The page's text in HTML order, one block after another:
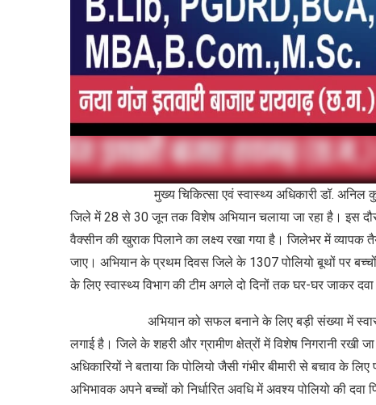
मुख्य चिकित्सा एवं स्वास्थ्य अधिकारी डॉ. अनिल कुमार
जिले में 28 से 30 जून तक विशेष अभियान चलाया जा रहा है। इस
वैक्सीन की खुराक पिलाने का लक्ष्य रखा गया है। जिलेभर में व्यापक
जाए। अभियान के प्रथम दिवस जिले के 1307 पोलियो बूथों पर
के लिए स्वास्थ्य विभाग की टीम अगले दो दिनों तक घर-घर जाकर दवा
अभियान को सफल बनाने के लिए बड़ी संख्या में स्वास्थ्य
लगाई है। जिले के शहरी और ग्रामीण क्षेत्रों में विशेष निगरानी रखी
अधिकारियों ने बताया कि पोलियो जैसी गंभीर बीमारी से बचाव के
अभिभावक अपने बच्चों को निर्धारित अवधि में अवश्य पोलियो की दवा